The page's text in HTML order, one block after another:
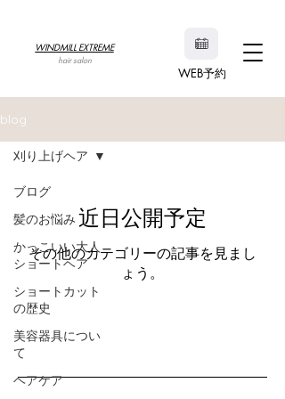
WEB予約
WINDMILL EXTREME
hair salon
blog
ブログ
髪のお悩み
かっこいい大人
ショートヘア
ショートカット
の歴史
美容器具につい
て
ヘアケア
刈り上げヘア
近日公開予定
その他のカテゴリーの記事を見まし
ょう。